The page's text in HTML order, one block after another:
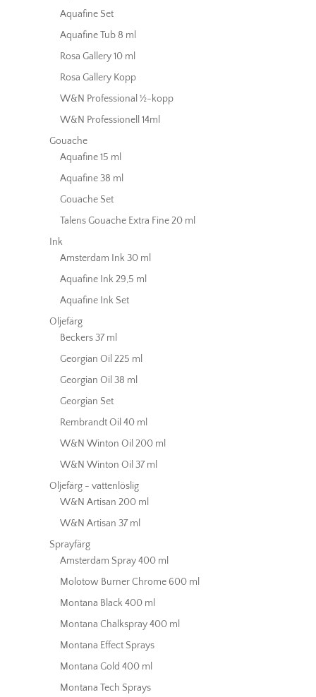
Aquafine Set
Aquafine Tub 8 ml
Rosa Gallery 10 ml
Rosa Gallery Kopp
W&N Professional ½-kopp
W&N Professionell 14ml
Gouache
Aquafine 15 ml
Aquafine 38 ml
Gouache Set
Talens Gouache Extra Fine 20 ml
Ink
Amsterdam Ink 30 ml
Aquafine Ink 29,5 ml
Aquafine Ink Set
Oljefärg
Beckers 37 ml
Georgian Oil 225 ml
Georgian Oil 38 ml
Georgian Set
Rembrandt Oil 40 ml
W&N Winton Oil 200 ml
W&N Winton Oil 37 ml
Oljefärg - vattenlöslig
W&N Artisan 200 ml
W&N Artisan 37 ml
Sprayfärg
Amsterdam Spray 400 ml
Molotow Burner Chrome 600 ml
Montana Black 400 ml
Montana Chalkspray 400 ml
Montana Effect Sprays
Montana Gold 400 ml
Montana Tech Sprays